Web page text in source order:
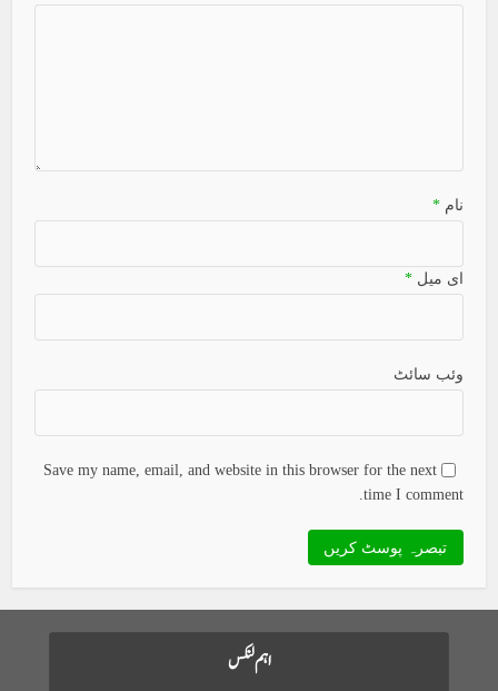
نام*
ای میل*
وئب سائٹ
Save my name, email, and website in this browser for the next
time I comment.
اہم لنکس